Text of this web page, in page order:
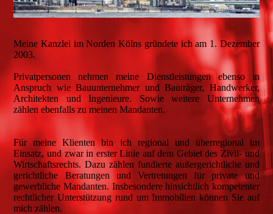
Meine Kanzlei im Norden Kölns gründete ich am 1. Dezember
2003.
Privatpersonen nehmen meine Dienstleistungen ebenso in
Anspruch wie Bauunternehmer und Bauträger, Handwerker,
Architekten und Ingenieure. Sowie weitere Unternehmen
zählen ebenfalls zu meinen Mandanten.
Für meine Klienten bin ich regional und überregional im
Einsatz, und zwar in erster Linie auf dem Gebiet des Zivil- und
Wirtschaftsrechts. Dazu zählen fundierte außergerichtliche und
gerichtliche Beratungen und Vertretungen für private und
gewerbliche Mandanten. Insbesondere hinsichtlich kompetenter
rechtlicher Unterstützung rund um Immobilien können Sie auf
mich zählen.